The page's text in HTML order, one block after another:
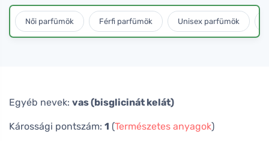
Női parfümök Férfi parfümök Unisex parfümök
Egyéb nevek: vas (bisglicinát kelát)
Károssági pontszám: 1 (Természetes anyagok)